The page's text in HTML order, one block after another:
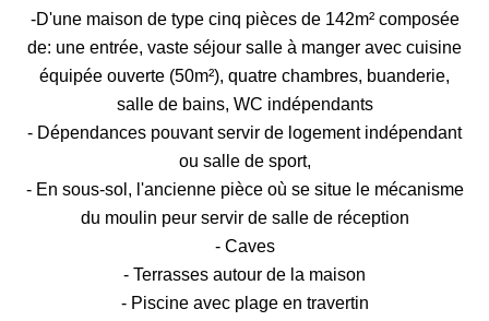
-D'une maison de type cinq pièces de 142m² composée
de: une entrée, vaste séjour salle à manger avec cuisine
équipée ouverte (50m²), quatre chambres, buanderie,
salle de bains, WC indépendants
- Dépendances pouvant servir de logement indépendant
ou salle de sport,
- En sous-sol, l'ancienne pièce où se situe le mécanisme
du moulin peur servir de salle de réception
- Caves
- Terrasses autour de la maison
- Piscine avec plage en travertin